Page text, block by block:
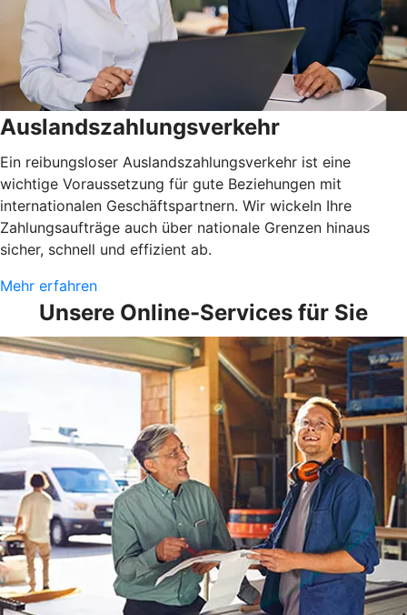
Auslandszahlungsverkehr
Ein reibungsloser Auslandszahlungsverkehr ist eine
wichtige Voraussetzung für gute Beziehungen mit
internationalen Geschäftspartnern. Wir wickeln Ihre
Zahlungsaufträge auch über nationale Grenzen hinaus
sicher, schnell und effizient ab.
Mehr erfahren
Unsere Online-Services für Sie